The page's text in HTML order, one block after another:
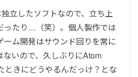
立したソフトなので、立ち上
ったり…（笑）。 個人製作では
ーム開発はサウンド回りを常に
いので、久しぶりにAtom
ときにどうやるんだっけ？とな